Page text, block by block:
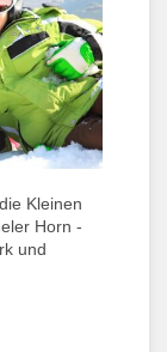
Kleinen
Horn -
und